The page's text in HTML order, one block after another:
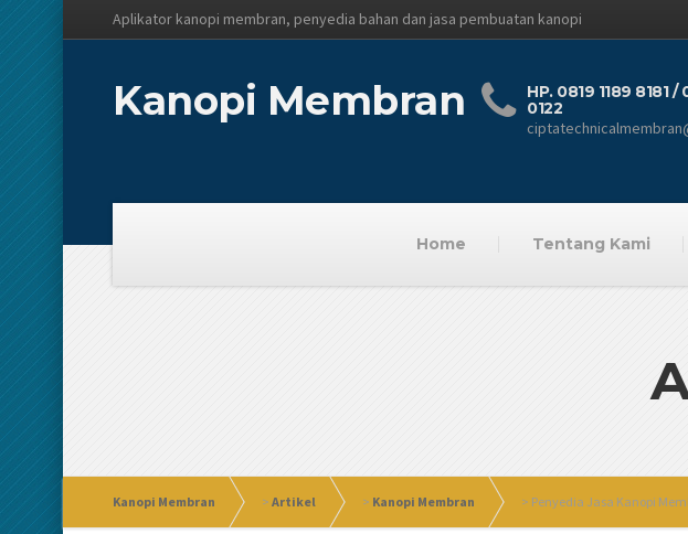
Aplikator kanopi membran, penyedia bahan dan jasa pembuatan kanopi
Kanopi Membran
HP. 0819 1189 8181 /
0122
Home Tentang Kami
Kanopi Membran > Artikel > Kanopi Membran > Penyedia Jasa Kanopi